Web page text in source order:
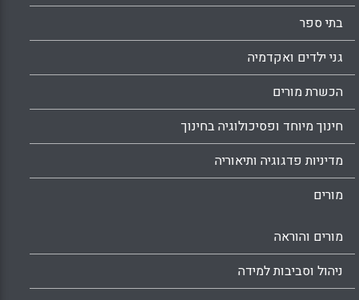
בתי ספר
גני ילדים ואקדמיה
הכשרת מורים
חינוך מיוחד ופסיכולוגיה בחינוך
מדיניות פדגוגיה ותיאוריה
מורים
מורים והוראה
ניהול וסביבות למידה